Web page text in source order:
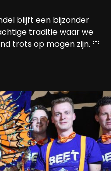
blijft een bijzonder
traditie waar we
trots op mogen zijn. 🧡